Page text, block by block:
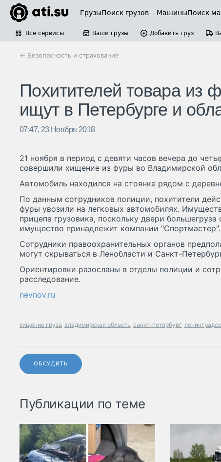
ГрузыПоиск грузов МашиныПоиск
Все сервисы Ваши грузы Добавить груз
← Безопасность и страхование
Похитителей товара из
ищут в Петербурге и
07:47, 23 Ноября 2018
21 ноября в период с девяти часов вечера до
совершили хищение из фуры во Владимирской
Автомобиль находился на стоянке рядом с
По данным сотрудников полиции, похитители
фуры увозили на легковых автомобилях.
прицепа грузовика, поскольку двери
имущество принадлежит компании "Спортмастер".
Сотрудники правоохранительных органов
могут скрываться в Ленобласти и Санкт-
Ориентировки разосланы в отделы полиции и
расследование.
nevnov.ru
хищение груза владимирская область санкт-петербург
ОБСУДИТЬ
Публикации по теме